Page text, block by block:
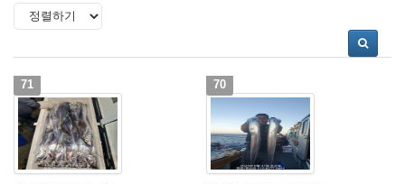
명성호와 함께 완도항에서
갈치/우럭/열기조황을 즐
겨보세요!
71 70